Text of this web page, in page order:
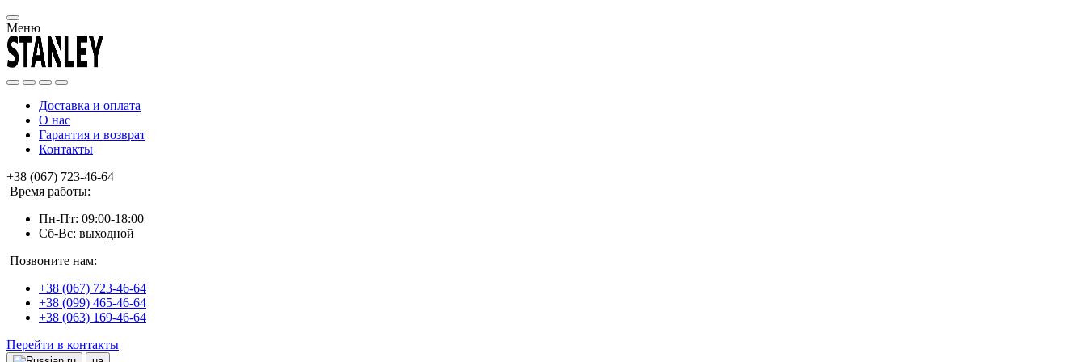
Меню
Доставка и оплата
О нас
Гарантия и возврат
Контакты
+38 (067) 723-46-64
Время работы:
Пн-Пт: 09:00-18:00
Сб-Вс: выходной
Позвоните нам:
+38 (067) 723-46-64
+38 (099) 465-46-64
+38 (063) 169-46-64
Перейти в контакты